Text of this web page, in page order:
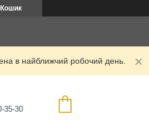
Кошик
в найближчий робочий день.
35-30